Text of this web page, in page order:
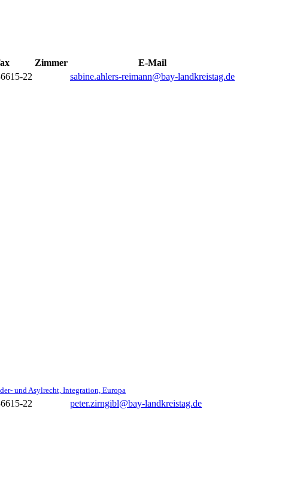
Zimmer E-Mail
22 sabine.ahlers-reimann@bay-landkreistag.de
und Asylrecht, Integration, Europa
22 peter.zirngibl@bay-landkreistag.de